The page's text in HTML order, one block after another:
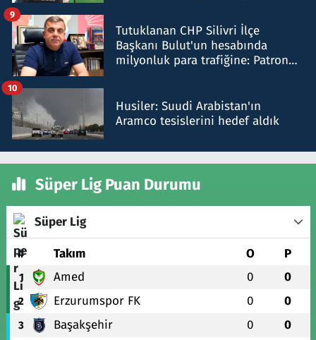
Tutuklanan CHP Silivri İlçe
Başkanı Bulut'un hesabında
milyonluk para trafiğine: Patron
9
Husiler: Suudi Arabistan'ın
Aramco tesislerini hedef aldık
10
Süper Lig Puan Durumu
Süper Lig
# Takım O P
1 Amed 0 0
2 Erzurumspor FK 0 0
3 Başakşehir 0 0